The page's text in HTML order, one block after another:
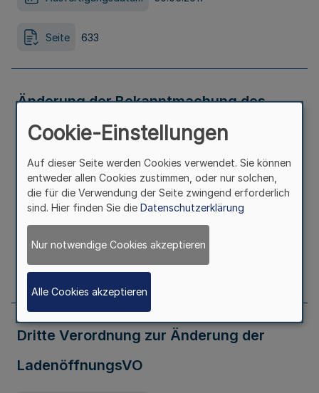
Seite 633
Änderung der Bekanntmachung des
Heimarbeitsausschusses für die
Herstellung von Artikeln aus Holz oder
Schnitzstoff
Seite 633
Dritte Verordnung zur Änderung der
LadenöffnungsVO
Cookie-Einstellungen
Auf dieser Seite werden Cookies verwendet. Sie können
entweder allen Cookies zustimmen, oder nur solchen,
die für die Verwendung der Seite zwingend erforderlich
sind. Hier finden Sie die Datenschutzerklärung
Nur notwendige Cookies akzeptieren
Alle Cookies akzeptieren